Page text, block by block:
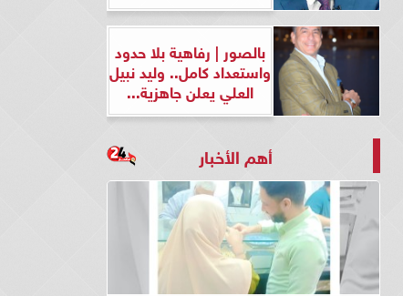
بالصور | رفاهية بلا حدود
واستعداد كامل.. وليد نبيل
العلي يعلن جاهزية...
أهم الأخبار